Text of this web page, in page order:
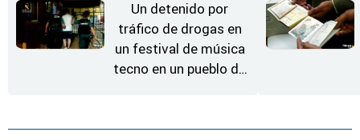
coche
Un detenido por
tráfico de drogas en
un festival de música
tecno en un pueblo de